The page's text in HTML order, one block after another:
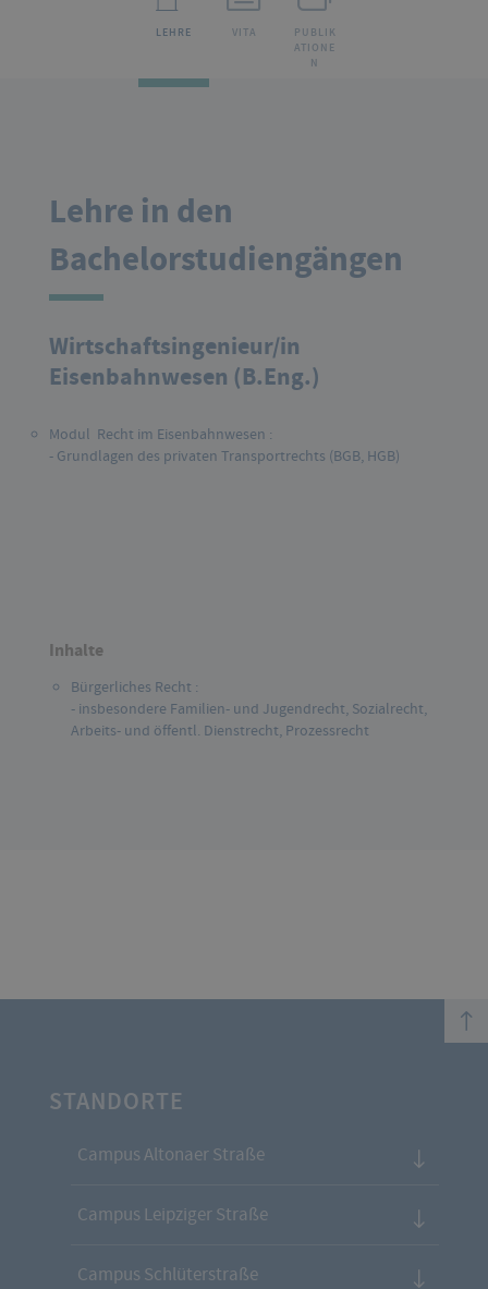
LEHRE VITA
PUBLIK
ATIONE
N
Lehre in den
Bachelorstudiengängen
Wirtschaftsingenieur/in
Eisenbahnwesen (B.Eng.)
Modul Recht im Eisenbahnwesen :
- Grundlagen des privaten Transportrechts (BGB, HGB)
Inhalte
Bürgerliches Recht :
- insbesondere Familien- und Jugendrecht, Sozialrecht,
Arbeits- und öffentl. Dienstrecht, Prozessrecht
top
STANDORTE
Campus Altonaer Straße
Campus Leipziger Straße
Campus Schlüterstraße